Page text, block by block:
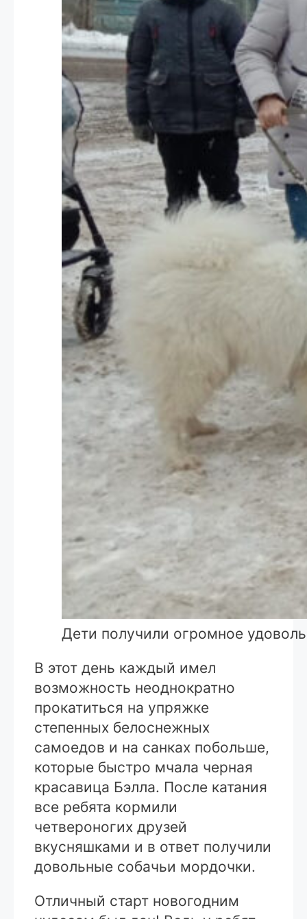
Дети получили огромное
В этот день каждый имел
возможность неоднократно
прокатиться на упряжке
степенных белоснежных
самоедов и на санках побольше,
которые быстро мчала черная
красавица Бэлла. После катания
все ребята кормили
четвероногих друзей
вкусняшками и в ответ получили
довольные собачьи мордочки.
Отличный старт новогодним